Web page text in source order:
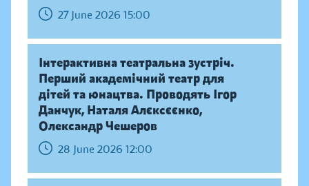
27 June 2026 15:00
Інтерактивна театральна зустріч.
Перший академічний театр для
дітей та юнацтва. Проводять Ігор
Данчук, Наталя Алєксєєнко,
Олександр Чешеров
28 June 2026 12:00